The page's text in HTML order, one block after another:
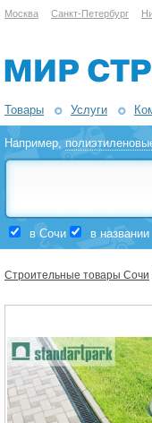
Москва Санкт-Петербург
Товары Услуги
Например,
в Сочи в названии
Строительные товары Сочи